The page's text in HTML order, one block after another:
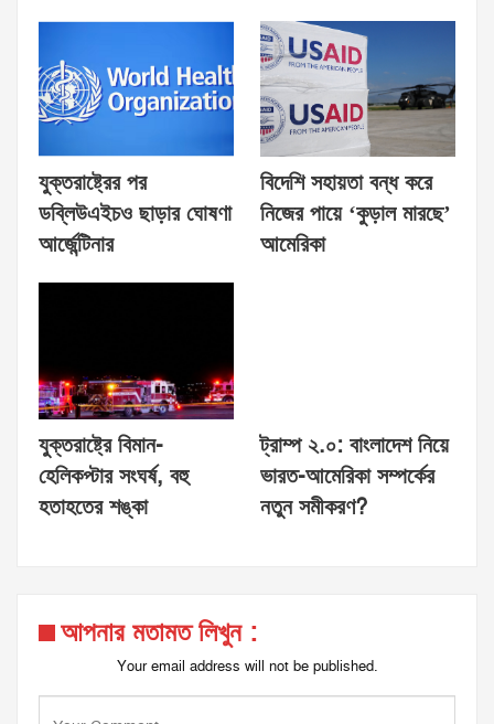
যুক্তরাষ্ট্রের পর
ডব্লিউএইচও ছাড়ার ঘোষণা
আর্জেন্টিনার
বিদেশি সহায়তা বন্ধ করে
নিজের পায়ে ‘কুড়াল মারছে’
আমেরিকা
যুক্তরাষ্ট্রে বিমান-
হেলিকপ্টার সংঘর্ষ, বহু
হতাহতের শঙ্কা
ট্রাম্প ২.০: বাংলাদেশ নিয়ে
ভারত-আমেরিকা সম্পর্কের
নতুন সমীকরণ?
আপনার মতামত লিখুন :
Your email address will not be published.